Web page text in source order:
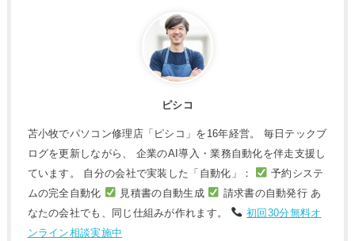
ピシコ
苫小牧でパソコン修理店「ピシコ」を16年経営。 毎日テックブ
ログを更新しながら、 企業のAI導入・業務自動化を伴走支援し
ています。 自分の会社で実装した「自動化」：
予約システ
ムの完全自動化
見積書の自動生成
請求書の自動発行 あ
なたの会社でも、同じ仕組みが作れます。
初回30分無料オ
ンライン相談実施中